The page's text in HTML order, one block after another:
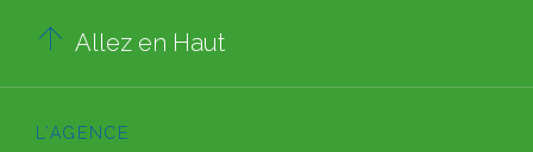
 Allez en Haut
L’AGENCE